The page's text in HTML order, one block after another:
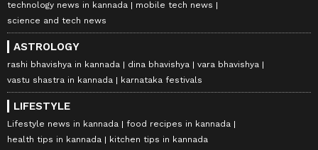
technology news in kannada
mobile tech news
science and tech news
ASTROLOGY
rashi bhavishya in kannada dina bhavishya
vara bhavishya
vastu shastra in kannada
karnataka festivals
LIFESTYLE
Lifestyle news in kannada
food recipes in kannada
health tips in kannada
kitchen tips in kannada